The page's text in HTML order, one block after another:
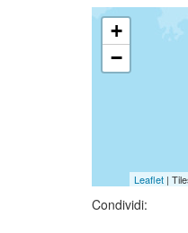
+
−
Leaflet|
Condividi: